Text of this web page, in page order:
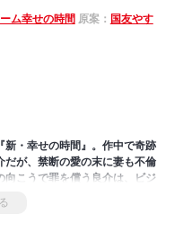
ム幸せの時間 原案： 国友やす
新・幸せの時間』。作中で奇跡
だが、禁断の愛の末に妻も不倫
向こうで罪を償う良介は、ビジ
ナの尽力で保釈されること